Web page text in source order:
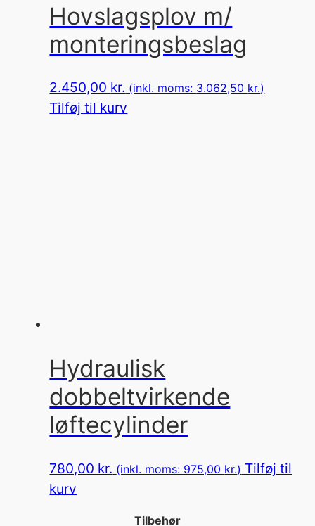
Hovslagsplov m/
monteringsbeslag
2.450,00 kr. (inkl. moms: 3.062,50 kr.)
Tilføj til kurv
Hydraulisk
dobbeltvirkende
løftecylinder
780,00 kr. (inkl. moms: 975,00 kr.) Tilføj til
kurv
Tilbehør